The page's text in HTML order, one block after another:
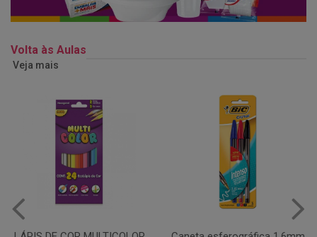
Volta às Aulas
Veja mais